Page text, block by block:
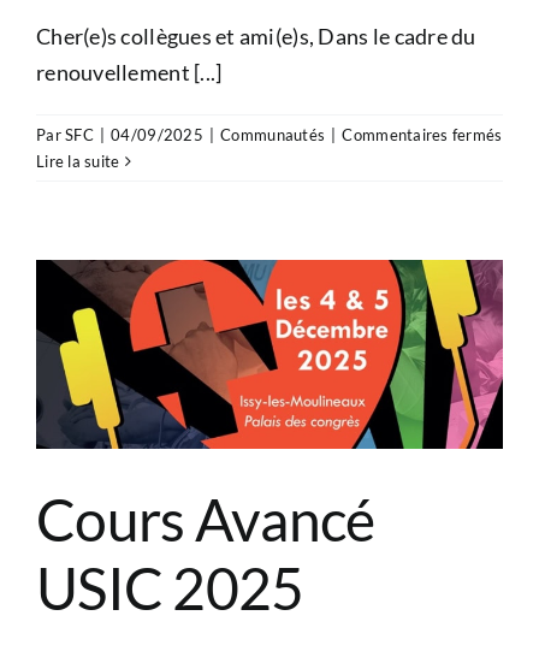
Cher(e)s collègues et ami(e)s, Dans le cadre du
renouvellement [...]
ParSFC | 04/09/2025 | Communautés | Commentaires fermés
du
de
Lire la suite
Cours Avancé
USIC 2025